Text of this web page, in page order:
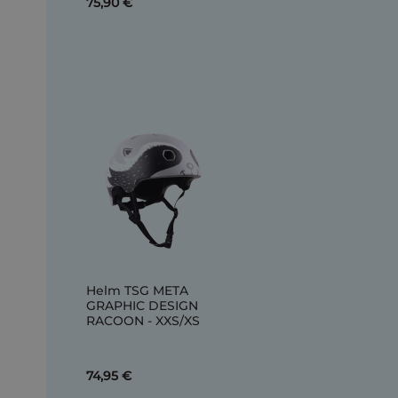
Helm TSG META
GRAPHIC DESIGN
RACOON - XXS/XS
74,95 €